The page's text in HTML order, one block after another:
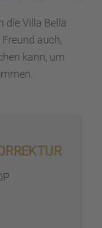
die Villa Bella
auch,
kann, um